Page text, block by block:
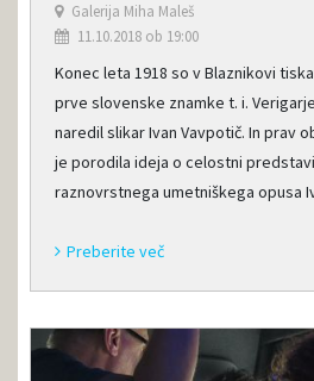
Galerija Miha Maleš
11.10.2018 ob 19:00
Konec leta 1918 so v Blaznikovi
prve slovenske znamke t. i.
naredil slikar Ivan Vavpotič. In prav
je porodila ideja o celostni
raznovrstnega umetniškega opusa
Preberite več